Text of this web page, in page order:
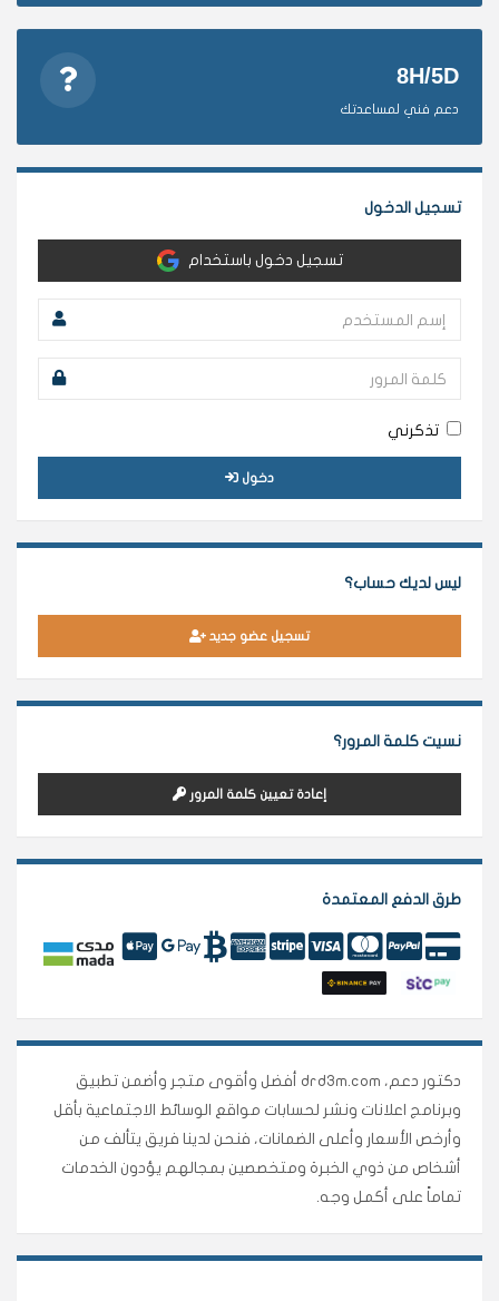
8H/5D
دعم فني لمساعدتك
تسجيل الدخول
تسجيل دخول باستخدام
تذكرني
دخول
ليس لديك حساب؟
تسجيل عضو جديد
نسيت كلمة المرور؟
إعادة تعيين كلمة المرور
طرق الدفع المعتمدة
دكتور دعم، drd3m.com أفضل وأقوى متجر وأضمن تطبيق
وبرنامج اعلانات ونشر لحسابات مواقع الوسائط الاجتماعية بأقل
وأرخص الأسعار وأعلى الضمانات، فنحن لدينا فريق يتألف من
أشخاص من ذوي الخبرة ومتخصصين بمجالهم يؤدون الخدمات
تماماً على أكمل وجه.